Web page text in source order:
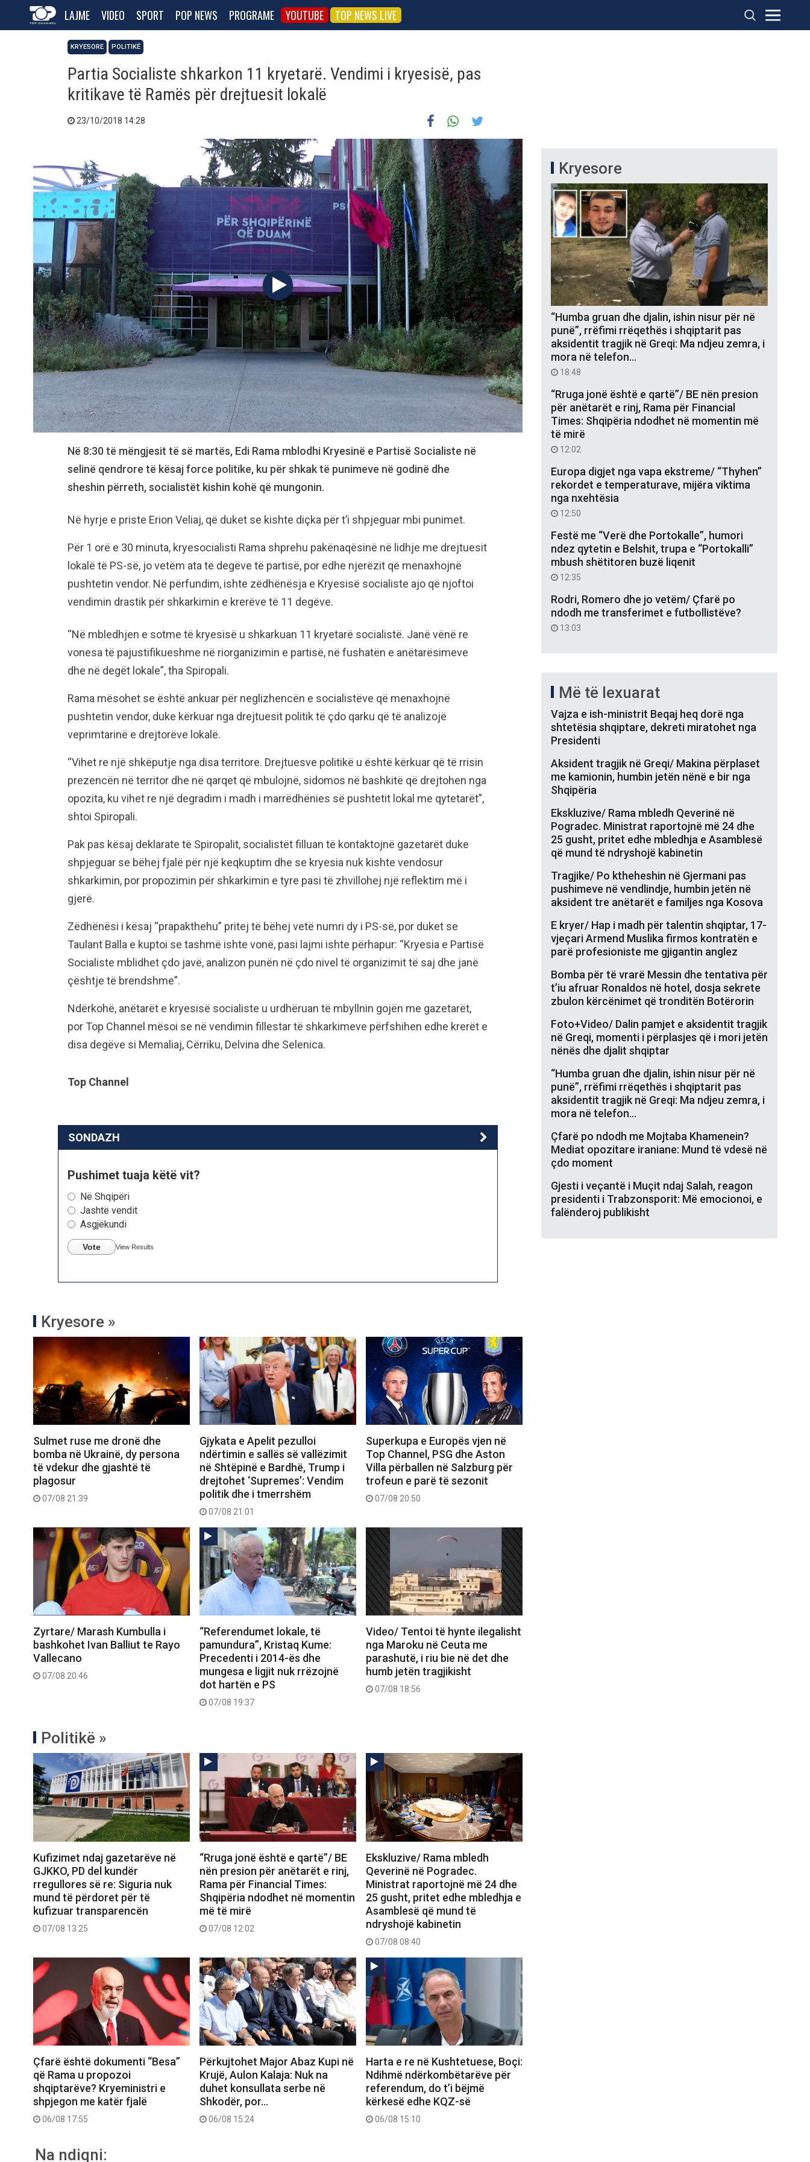
LAJME VIDEO SPORT POP NEWS PROGRAME YOUTUBE TOP NEWS LIVE
KRYESORE POLITIKË
Partia Socialiste shkarkon 11 kryetarë. Vendimi i kryesisë, pas
kritikave të Ramës për drejtuesit lokalë
23/10/2018 14:28
Në 8:30 të mëngjesit të së martës, Edi Rama mblodhi Kryesinë e Partisë Socialiste në
selinë qendrore të kësaj force politike, ku për shkak të punimeve në godinë dhe
sheshin përreth, socialistët kishin kohë që mungonin.
Në hyrje e priste Erion Veliaj, që duket se kishte diçka për t’i shpjeguar mbi punimet.
Për 1 orë e 30 minuta, kryesocialisti Rama shprehu pakënaqësinë në lidhje me drejtuesit
lokalë të PS-së, jo vetëm ata të degëve të partisë, por edhe njerëzit që menaxhojnë
pushtetin vendor. Në përfundim, ishte zëdhënësja e Kryesisë socialiste ajo që njoftoi
vendimin drastik për shkarkimin e krerëve të 11 degëve.
“Në mbledhjen e sotme të kryesisë u shkarkuan 11 kryetarë socialistë. Janë vënë re
vonesa të pajustifikueshme në riorganizimin e partisë, në fushatën e anëtarësimeve
dhe në degët lokale”, tha Spiropali.
Rama mësohet se është ankuar për neglizhencën e socialistëve që menaxhojnë
pushtetin vendor, duke kërkuar nga drejtuesit politik të çdo qarku që të analizojë
veprimtarinë e drejtorëve lokalë.
“Vihet re një shkëputje nga disa territore. Drejtuesve politikë u është kërkuar që të rrisin
prezencën në territor dhe në qarqet që mbulojnë, sidomos në bashkitë që drejtohen nga
opozita, ku vihet re një degradim i madh i marrëdhënies së pushtetit lokal me qytetarët”,
shtoi Spiropali.
Pak pas kësaj deklarate të Spiropalit, socialistët filluan të kontaktojnë gazetarët duke
shpjeguar se bëhej fjalë për një keqkuptim dhe se kryesia nuk kishte vendosur
shkarkimin, por propozimin për shkarkimin e tyre pasi të zhvillohej një reflektim më i
gjerë.
Zëdhënësi i kësaj “prapakthehu” pritej të bëhej vetë numri dy i PS-së, por duket se
Taulant Balla e kuptoi se tashmë ishte vonë, pasi lajmi ishte përhapur: “Kryesia e Partisë
Socialiste mblidhet çdo javë, analizon punën në çdo nivel të organizimit të saj dhe janë
çështje të brendshme”.
Ndërkohë, anëtarët e kryesisë socialiste u urdhëruan të mbyllnin gojën me gazetarët,
por Top Channel mësoi se në vendimin fillestar të shkarkimeve përfshihen edhe krerët e
disa degëve si Memaliaj, Cërriku, Delvina dhe Selenica.
Top Channel
SONDAZH
Pushimet tuaja këtë vit?
Në Shqipëri
Jashtë vendit
Asgjëkundi
Vote View Results
Kryesore »
Sulmet ruse me dronë dhe
bomba në Ukrainë, dy persona
të vdekur dhe gjashtë të
plagosur
07/08 21:39
Gjykata e Apelit pezulloi
ndërtimin e sallës së vallëzimit
në Shtëpinë e Bardhë, Trump i
drejtohet ‘Supremes’: Vendim
politik dhe i tmerrshëm
07/08 21:01
Superkupa e Europës vjen në
Top Channel, PSG dhe Aston
Villa përballen në Salzburg për
trofeun e parë të sezonit
07/08 20:50
Zyrtare/ Marash Kumbulla i
bashkohet Ivan Balliut te Rayo
Vallecano
07/08 20:46
“Referendumet lokale, të
pamundura”, Kristaq Kume:
Precedenti i 2014-ës dhe
mungesa e ligjit nuk rrëzojnë
dot hartën e PS
07/08 19:37
Video/ Tentoi të hynte ilegalisht
nga Maroku në Ceuta me
parashutë, i riu bie në det dhe
humb jetën tragjikisht
07/08 18:56
Politikë »
Kufizimet ndaj gazetarëve në
GJKKO, PD del kundër
rregullores së re: Siguria nuk
mund të përdoret për të
kufizuar transparencën
07/08 13:25
“Rruga jonë është e qartë”/ BE
nën presion për anëtarët e rinj,
Rama për Financial Times:
Shqipëria ndodhet në momentin
më të mirë
07/08 12:02
Ekskluzive/ Rama mbledh
Qeverinë në Pogradec.
Ministrat raportojnë më 24 dhe
25 gusht, pritet edhe mbledhja e
Asamblesë që mund të
ndryshojë kabinetin
07/08 08:40
Çfarë është dokumenti “Besa”
që Rama u propozoi
shqiptarëve? Kryeministri e
shpjegon me katër fjalë
06/08 17:55
Përkujtohet Major Abaz Kupi në
Krujë, Aulon Kalaja: Nuk na
duhet konsullata serbe në
Shkodër, por…
06/08 15:24
Harta e re në Kushtetuese, Boçi:
Ndihmë ndërkombëtarëve për
referendum, do t’i bëjmë
kërkesë edhe KQZ-së
06/08 15:10
Na ndiqni:
Kryesore
“Humba gruan dhe djalin, ishin nisur për në
punë”, rrëfimi rrëqethës i shqiptarit pas
aksidentit tragjik në Greqi: Ma ndjeu zemra, i
mora në telefon…
18:48
“Rruga jonë është e qartë”/ BE nën presion
për anëtarët e rinj, Rama për Financial
Times: Shqipëria ndodhet në momentin më
të mirë
12:02
Europa digjet nga vapa ekstreme/ “Thyhen”
rekordet e temperaturave, mijëra viktima
nga nxehtësia
12:50
Festë me “Verë dhe Portokalle”, humori
ndez qytetin e Belshit, trupa e “Portokalli”
mbush shëtitoren buzë liqenit
12:35
Rodri, Romero dhe jo vetëm/ Çfarë po
ndodh me transferimet e futbollistëve?
13:03
Më të lexuarat
Vajza e ish-ministrit Beqaj heq dorë nga
shtetësia shqiptare, dekreti miratohet nga
Presidenti
Aksident tragjik në Greqi/ Makina përplaset
me kamionin, humbin jetën nënë e bir nga
Shqipëria
Ekskluzive/ Rama mbledh Qeverinë në
Pogradec. Ministrat raportojnë më 24 dhe
25 gusht, pritet edhe mbledhja e Asamblesë
që mund të ndryshojë kabinetin
Tragjike/ Po ktheheshin në Gjermani pas
pushimeve në vendlindje, humbin jetën në
aksident tre anëtarët e familjes nga Kosova
E kryer/ Hap i madh për talentin shqiptar, 17-
vjeçari Armend Muslika firmos kontratën e
parë profesioniste me gjigantin anglez
Bomba për të vrarë Messin dhe tentativa për
t’iu afruar Ronaldos në hotel, dosja sekrete
zbulon kërcënimet që tronditën Botërorin
Foto+Video/ Dalin pamjet e aksidentit tragjik
në Greqi, momenti i përplasjes që i mori jetën
nënës dhe djalit shqiptar
“Humba gruan dhe djalin, ishin nisur për në
punë”, rrëfimi rrëqethës i shqiptarit pas
aksidentit tragjik në Greqi: Ma ndjeu zemra, i
mora në telefon…
Çfarë po ndodh me Mojtaba Khamenein?
Mediat opozitare iraniane: Mund të vdesë në
çdo moment
Gjesti i veçantë i Muçit ndaj Salah, reagon
presidenti i Trabzonsporit: Më emocionoi, e
falënderoj publikisht